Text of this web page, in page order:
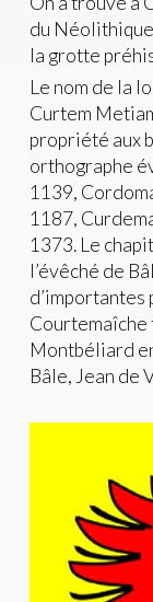
du
la grotte
Le nom de la
Curtem
propriété aux
orthographe
1139,
1187,
1373. Le
l’évêché de
d’importantes
Courtemaîche
Montbéliard
Bâle, Jean de